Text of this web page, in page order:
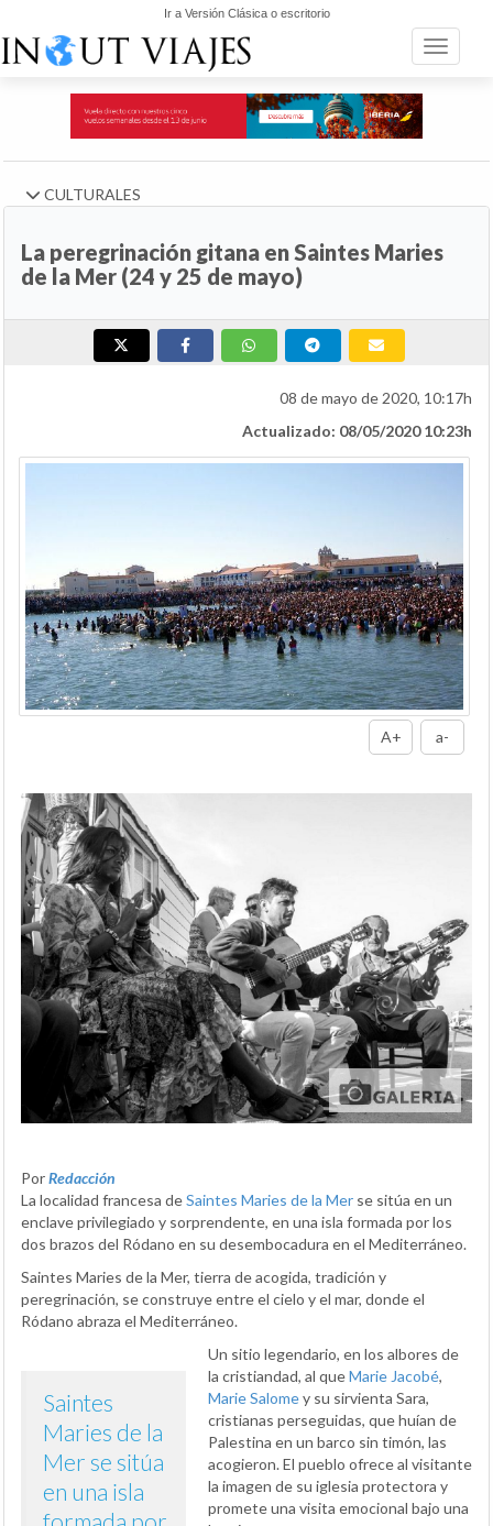
Ir a Versión Clásica o escritorio
Toggle
CULTURALES
La peregrinación gitana en Saintes Maries
de la Mer (24 y 25 de mayo)
08 de mayo de 2020, 10:17h
Actualizado: 08/05/2020 10:23h
A+ a-
PorRedacción
La localidad francesa deSaintes Maries de la Mer se sitúa en un
enclave privilegiado y sorprendente, en una isla formada por los
dos brazos del Ródano en su desembocadura en el Mediterráneo.
Saintes Maries de la Mer, tierra de acogida, tradición y
peregrinación, se construye entre el cielo y el mar, donde el
Ródano abraza el Mediterráneo.
Saintes
Maries de la
Mer se sitúa
en una isla
Un sitio legendario, en los albores de
la cristiandad, al queMarie Jacobé,
Marie Salomey su sirvienta Sara,
cristianas perseguidas, que huían de
Palestina en un barco sin timón, las
acogieron. El pueblo ofrece al visitante
la imagen de su iglesia protectora y
promete una visita emocional bajo una